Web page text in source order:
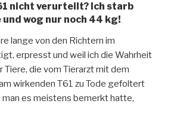
nicht verurteilt? Ich starb
und wog nur noch 44 kg!
lange von den Richtern im
erpresst und weil ich die Wahrheit
Tiere, die vom Tierarzt mit dem
wirkenden T61 zu Tode gefoltert
man es meistens bemerkt hatte,